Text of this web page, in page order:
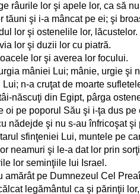
râurile lor şi apele lor, ca să
tăuni şi i-a mâncat pe ei; şi
lor şi ostenelile lor, lăcustelor.
lor şi duzii lor cu piatră.
lor şi averea lor focului.
mâniei Lui; mânie, urgie şi
n-a cruţat de moarte
născuţi din Egipt, pârga
oi pe poporul Său şi i-ţa dus pe
nădejde şi nu s-au înfricoşat
sfinţeniei Lui, muntele pe
neamuri şi le-a dat lor prin
lor seminţiile lui Israel.
amărât pe Dumnezeul Cel
legământul ca şi părinţii